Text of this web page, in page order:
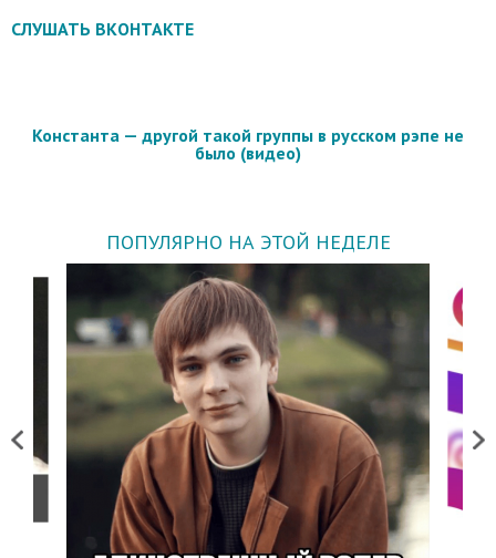
СЛУШАТЬ ВКОНТАКТЕ
Константа — другой такой группы в русском рэпе не
было (видео)
ПОПУЛЯРНО НА ЭТОЙ НЕДЕЛЕ
Previous Next